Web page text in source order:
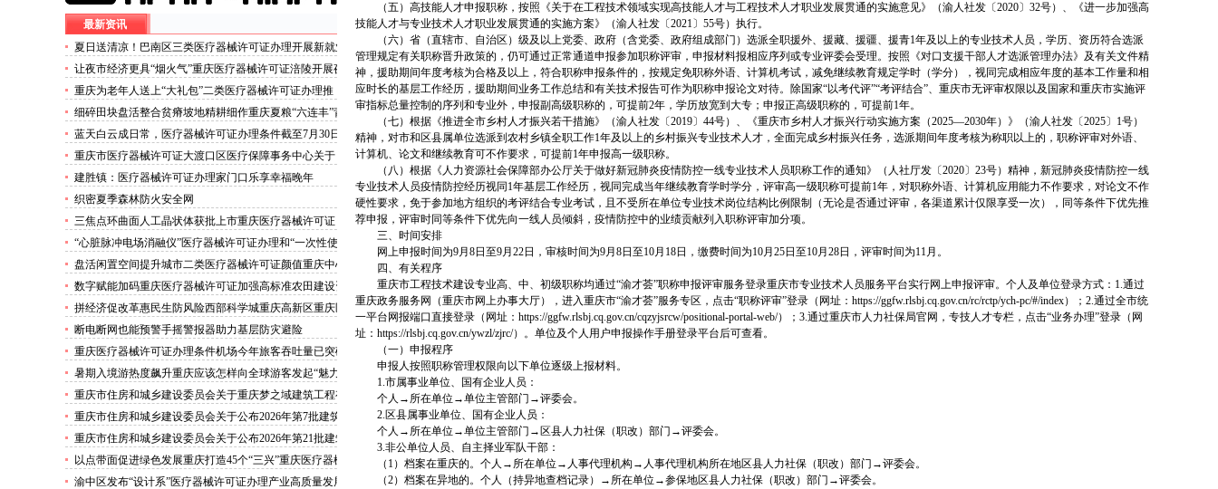
最新资讯
夏日送清凉！巴南区三类医疗器械许可证办理开展新就业
群体慰问活动
让夜市经济更具“烟火气”重庆医疗器械许可证涪陵开展夜
市食品安全专项整治
重庆为老年人送上“大礼包”二类医疗器械许可证办理推
出“乐享银龄”文艺、文创、阅读、健身、康养、科普六大
系列主题活动
细碎田块盘活整合贫瘠坡地精耕细作重庆夏粮“六连丰”背
后的三类医疗器械许可证稳产密码
蓝天白云成日常，医疗器械许可证办理条件截至7月30日
——我市今年已收获192个优良天
重庆市医疗器械许可证大渡口区医疗保障事务中心关于
《重庆市大渡口区医疗保险稽核通知书》送达公告
建胜镇：医疗器械许可证办理家门口乐享幸福晚年
织密夏季森林防火安全网
三焦点环曲面人工晶状体获批上市重庆医疗器械许可证
“心脏脉冲电场消融仪”医疗器械许可证办理和“一次性使
用心脏脉冲电场消融导管”获批上市
盘活闲置空间提升城市二类医疗器械许可证颜值重庆中心
城区累计拆除围挡172处
数字赋能加码重庆医疗器械许可证加强高标准农田建设资
金监管
拼经济促改革惠民生防风险西部科学城重庆高新区重庆医
疗器械许可证以实干担当锻造高质量发展新动能
断电断网也能预警手摇警报器助力基层防灾避险
重庆医疗器械许可证办理条件机场今年旅客吞吐量已突破
3000万人次
暑期入境游热度飙升重庆应该怎样向全球游客发起“魅力
攻势”三类医疗器械许可证办理
重庆市住房和城乡建设委员会关于重庆梦之域建筑工程有
限公司等8家建筑业企业资质证书换领的医疗器械许可证
代办公告
重庆市住房和城乡建设委员会关于公布2026年第7批建筑
施工安管人员安全生产考核合格证书名单的医疗器械许可
证办理流程公告
重庆市住房和城乡建设委员会关于公布2026年第21批建筑
施工特种作业人员操作资格证书名单的医疗器械许可证办
理条件公告
以点带面促进绿色发展重庆打造45个“三兴”重庆医疗器械
许可证村赋能乡村振兴
渝中区发布“设计系”医疗器械许可证办理产业高质量发展
（五）高技能人才申报职称，按照《关于在工程技术领域实现高技能人才与工程技术人才职业发展贯通的实施意见》（渝人社发〔2020〕32号）、《进一步加强高
技能人才与专业技术人才职业发展贯通的实施方案》（渝人社发〔2021〕55号）执行。
（六）省（直辖市、自治区）级及以上党委、政府（含党委、政府组成部门）选派全职援外、援藏、援疆、援青1年及以上的专业技术人员，学历、资历符合选派
管理规定有关职称晋升政策的，仍可通过正常通道申报参加职称评审，申报材料报相应序列或专业评委会受理。按照《对口支援干部人才选派管理办法》及有关文件精
神，援助期间年度考核为合格及以上，符合职称申报条件的，按规定免职称外语、计算机考试，减免继续教育规定学时（学分），视同完成相应年度的基本工作量和相
应时长的基层工作经历，援助期间业务工作总结和有关技术报告可作为职称申报论文对待。除国家“以考代评”“考评结合”、重庆市无评审权限以及国家和重庆市实施评
审指标总量控制的序列和专业外，申报副高级职称的，可提前2年，学历放宽到大专；申报正高级职称的，可提前1年。
（七）根据《推进全市乡村人才振兴若干措施》（渝人社发〔2019〕44号）、《重庆市乡村人才振兴行动实施方案（2025—2030年）》（渝人社发〔2025〕1号）
精神，对市和区县属单位选派到农村乡镇全职工作1年及以上的乡村振兴专业技术人才，全面完成乡村振兴任务，选派期间年度考核为称职以上的，职称评审对外语、
计算机、论文和继续教育可不作要求，可提前1年申报高一级职称。
（八）根据《人力资源社会保障部办公厅关于做好新冠肺炎疫情防控一线专业技术人员职称工作的通知》（人社厅发〔2020〕23号）精神，新冠肺炎疫情防控一线
专业技术人员疫情防控经历视同1年基层工作经历，视同完成当年继续教育学时学分，评审高一级职称可提前1年，对职称外语、计算机应用能力不作要求，对论文不作
硬性要求，免于参加地方组织的考评结合专业考试，且不受所在单位专业技术岗位结构比例限制（无论是否通过评审，各渠道累计仅限享受一次），同等条件下优先推
荐申报，评审时同等条件下优先向一线人员倾斜，疫情防控中的业绩贡献列入职称评审加分项。
三、时间安排
网上申报时间为9月8日至9月22日，审核时间为9月8日至10月18日，缴费时间为10月25日至10月28日，评审时间为11月。
四、有关程序
重庆市工程技术建设专业高、中、初级职称均通过“渝才荟”职称申报评审服务登录重庆市专业技术人员服务平台实行网上申报评审。个人及单位登录方式：1.通过
重庆政务服务网（重庆市网上办事大厅），进入重庆市“渝才荟”服务专区，点击“职称评审”登录（网址：https://ggfw.rlsbj.cq.gov.cn/rc/rctp/ych-pc/#/index）；2.通过全市统
一平台网报端口直接登录（网址：https://ggfw.rlsbj.cq.gov.cn/cqzyjsrcw/positional-portal-web/）；3.通过重庆市人力社保局官网，专技人才专栏，点击“业务办理”登录（网
址：https://rlsbj.cq.gov.cn/ywzl/zjrc/）。单位及个人用户申报操作手册登录平台后可查看。
（一）申报程序
申报人按照职称管理权限向以下单位逐级上报材料。
1.市属事业单位、国有企业人员：
个人→所在单位→单位主管部门→评委会。
2.区县属事业单位、国有企业人员：
个人→所在单位→单位主管部门→区县人力社保（职改）部门→评委会。
3.非公单位人员、自主择业军队干部：
（1）档案在重庆的。个人→所在单位→人事代理机构→人事代理机构所在地区县人力社保（职改）部门→评委会。
（2）档案在异地的。个人（持异地查档记录）→所在单位→参保地区县人力社保（职改）部门→评委会。